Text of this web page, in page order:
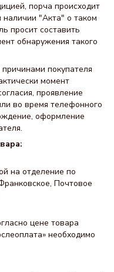
порча происходит
наличии "Акта" о таком
просит составить
обнаружения такого
покупателя
момент
проявление
во время телефонного
оформление
на отделение по
Почтовое
цене товара
необходимо